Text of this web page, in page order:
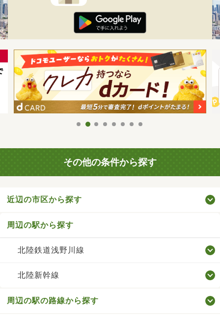
その他の条件から探す
近辺の市区から探す
周辺の駅から探す
北陸鉄道浅野川線
北陸新幹線
周辺の駅の路線から探す